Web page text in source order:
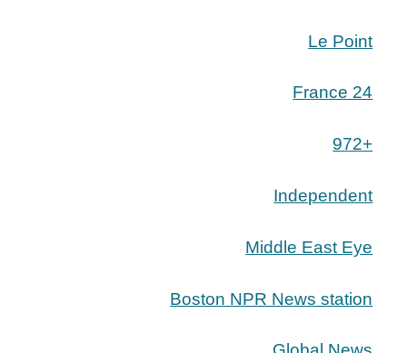
Le Point
France 24
+972
Independent
Middle East Eye
Boston NPR News station